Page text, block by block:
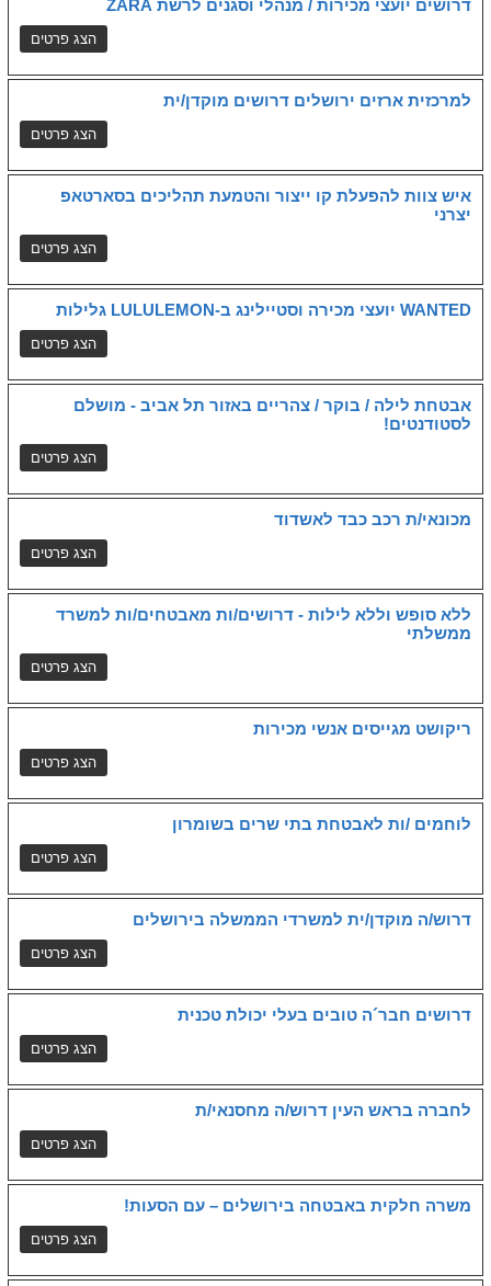
דרושים יועצי מכירות / מנהלי וסגנים לרשת ZARA
למרכזית ארזים ירושלים דרושים מוקדן/ית
איש צוות להפעלת קו ייצור והטמעת תהליכים בסארטאפ
יצרני
WANTED יועצי מכירה וסטיילינג ב-LULULEMON גלילות
אבטחת לילה / בוקר / צהריים באזור תל אביב - מושלם
לסטודנטים!
מכונאי/ת רכב כבד לאשדוד
ללא סופש וללא לילות - דרושים/ות מאבטחים/ות למשרד
ממשלתי
ריקושט מגייסים אנשי מכירות
לוחמים /ות לאבטחת בתי שרים בשומרון
דרוש/ה מוקדן/ית למשרדי הממשלה בירושלים
דרושים חבר´ה טובים בעלי יכולת טכנית
לחברה בראש העין דרוש/ה מחסנאי/ת
משרה חלקית באבטחה בירושלים – עם הסעות!